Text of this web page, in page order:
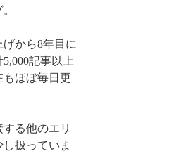
から8年目に
記事以上
もほぼ毎日更
る他のエリ
扱っていま